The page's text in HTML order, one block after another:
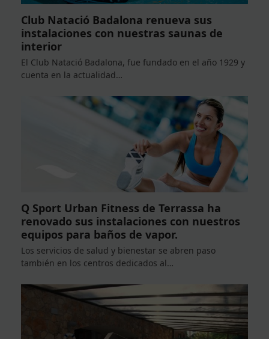
Club Natació Badalona renueva sus
instalaciones con nuestras saunas de
interior
El Club Natació Badalona, fue fundado en el año 1929 y
cuenta en la actualidad…
Q Sport Urban Fitness de Terrassa ha
renovado sus instalaciones con nuestros
equipos para baños de vapor.
Los servicios de salud y bienestar se abren paso
también en los centros dedicados al…